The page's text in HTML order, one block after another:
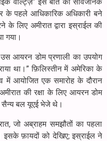
के पहले आधिकारिक अधिकारी बने
के लिए अमीरात द्वारा इस्राईल की
गया।
आयरन डोम प्रणाली का उपयोग
था।” फ़िलिस्तीन में अमेरिका के
में आयोजित एक समारोह के दौरान
की रक्षा के लिए आयरन डोम
सैन्य बल यूएई भेजे थे।
जो अब्राहम समझौतों का पहला
इसके फ़ायदों को देखिए; इस्राईल ने